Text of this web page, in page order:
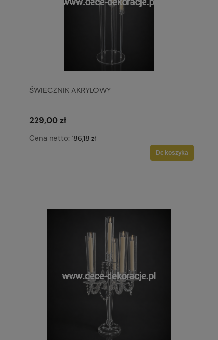
ŚWIECZNIK AKRYLOWY
229,00 zł
Cena netto: 186,18 zł
Do koszyka